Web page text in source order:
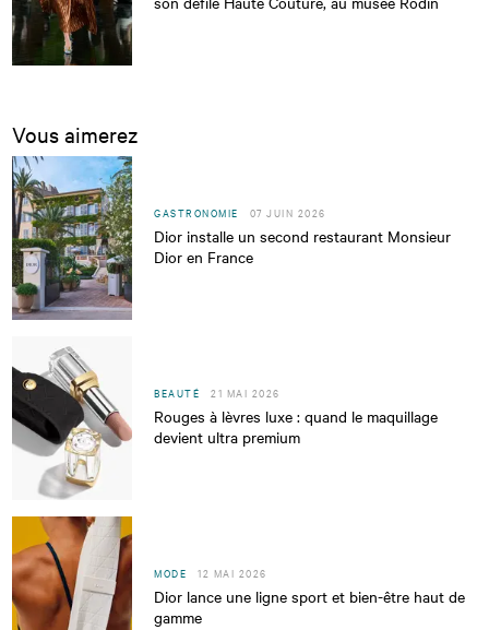
Vous aimerez
GASTRONOMIE 07 JUIN 2026
Dior installe un second restaurant Monsieur
Dior en France
BEAUTÉ 21 MAI 2026
Rouges à lèvres luxe : quand le maquillage
devient ultra premium
MODE 12 MAI 2026
Dior lance une ligne sport et bien-être haut de
gamme